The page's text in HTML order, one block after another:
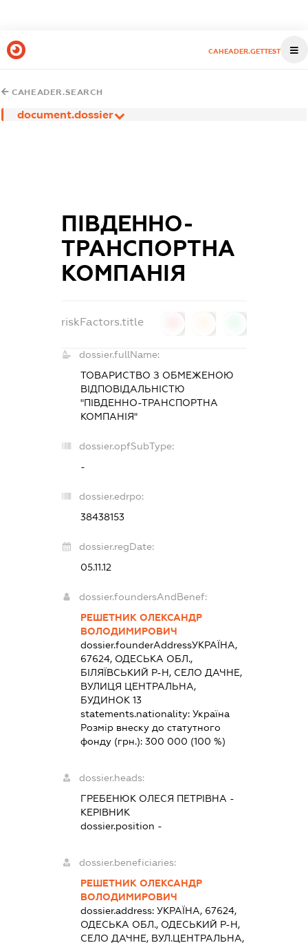
CAHEADER.GETTEST
CAHEADER.SEARCH
document.dossier
ПІВДЕННО-
ТРАНСПОРТНА
КОМПАНІЯ
riskFactors.title
dossier.fullName:
ТОВАРИСТВО З ОБМЕЖЕНОЮ
ВІДПОВІДАЛЬНІСТЮ
"ПІВДЕННО-ТРАНСПОРТНА
КОМПАНІЯ"
dossier.opfSubType:
-
dossier.edrpo:
38438153
dossier.regDate:
05.11.12
dossier.foundersAndBenef:
РЕШЕТНИК ОЛЕКСАНДР
ВОЛОДИМИРОВИЧ
dossier.founderAddressУКРАЇНА,
67624, ОДЕСЬКА ОБЛ.,
БІЛЯЇВСЬКИЙ Р-Н, СЕЛО ДАЧНЕ,
ВУЛИЦЯ ЦЕНТРАЛЬНА,
БУДИНОК 13
statements.nationality:Україна
Розмір внеску до статутного
фонду (грн.):300 000 (100 %)
dossier.heads:
ГРЕБЕНЮК ОЛЕСЯ ПЕТРІВНА -
КЕРІВНИК
dossier.position -
dossier.beneficiaries:
РЕШЕТНИК ОЛЕКСАНДР
ВОЛОДИМИРОВИЧ
dossier.address:УКРАЇНА, 67624,
ОДЕСЬКА ОБЛ., ОДЕСЬКИЙ Р-Н,
СЕЛО ДАЧНЕ, ВУЛ.ЦЕНТРАЛЬНА,